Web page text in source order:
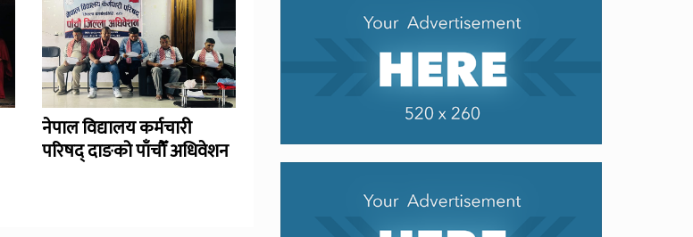
नेपाल विद्यालय कर्मचारी
परिषद् दाङको पाँचौँ अधिवेशन